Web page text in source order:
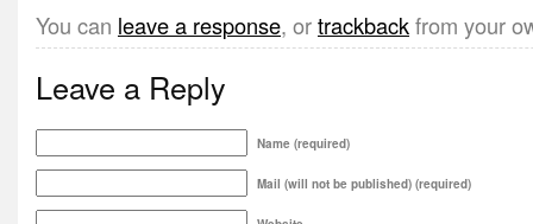
You can leave a response, ortrackbackfrom your
Leave a Reply
Name (required)
Mail (will not be published) (required)